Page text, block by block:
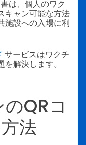
は、個人のワク
キャン可能な方法
施設への入場に利
サービスはワクチ
解決します。
QRコ
法